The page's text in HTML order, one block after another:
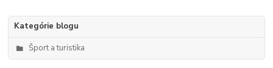
Kategórie blogu
Šport a turistika